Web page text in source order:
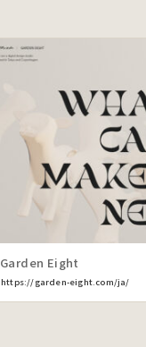
Garden Eight
https://garden-eight.com/ja/